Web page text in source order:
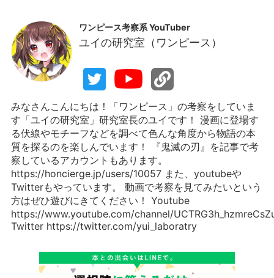
ワンピース考察系 YouTuber
ユイの研究室（ワンピース）
みなさんこんにちは！「ワンピース」の考察をしていま
す「ユイの研究室」研究室長のユイです！ 漫画に登場す
る伏線やモチーフなどを調べて色んな角度から物語の本
質を探るのを楽しんでいます！ 『鬼滅の刃』を記事で考
察しているアカウントもあります。
https://honcierge.jp/users/10057 また、youtubeや
Twitterもやっています。 動画で考察を見てみたいという
方はぜひ遊びにきてください！ Youtube
https://www.youtube.com/channel/
Twitter https://twitter.com/yui_laboratry